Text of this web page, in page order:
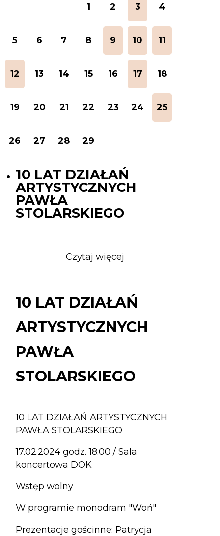
1 2
Display
events
of
the
day:
3
2024
4
5 6 7 8
Display
events
of
day:
9 luty
2024
Display
events
of
the
day:
10 luty
2024
Display
events
of
the
day:
11
2024
Display
events
of
day:
12 luty
2024
13 14 15 16
Display
events
of
17 luty
2024
18
19 20 21 22 23 24
Display
events
25
2024
26
27 28 29
10 LAT DZIAŁAŃ
ARTYSTYCZNYCH
PAWŁA
STOLARSKIEGO
Czytaj więcej
DZIAŁAŃ
ARTYSTYCZNYCH
PAWŁA
STOLARSKIEGO
10 LAT DZIAŁAŃ
ARTYSTYCZNYCH
PAWŁA
STOLARSKIEGO
10 LAT DZIAŁAŃ ARTYSTYCZNYCH
PAWŁA STOLARSKIEGO
17.02.2024 godz. 18.00 / Sala
koncertowa DOK
Wstęp wolny
W programie monodram "Woń"
Prezentacje gościnne: Patrycja